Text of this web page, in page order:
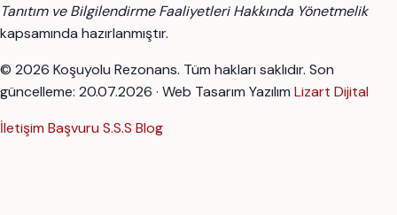
Tanıtım ve Bilgilendirme Faaliyetleri Hakkında Yönetmelik
kapsamında hazırlanmıştır.
© 2026 Koşuyolu Rezonans. Tüm hakları saklıdır. Son
güncelleme: 20.07.2026 · Web Tasarım Yazılım Lizart Dijital
İletişim Başvuru S.S.S Blog